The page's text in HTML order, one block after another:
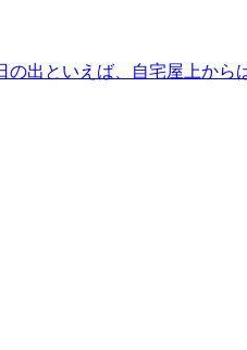
出といえば、自宅屋上から